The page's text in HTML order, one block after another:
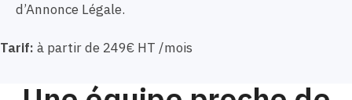
d’Annonce Légale.
Tarif: à partir de 249€ HT /mois